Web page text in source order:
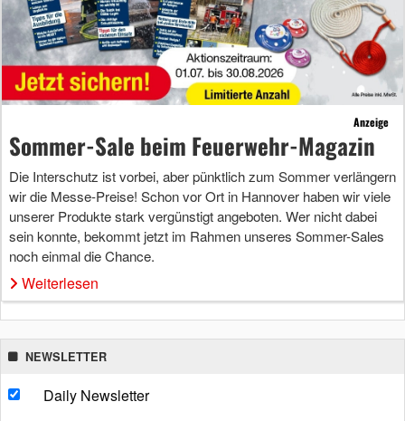
Anzeige
Sommer-Sale beim Feuerwehr-Magazin
Die Interschutz ist vorbei, aber pünktlich zum Sommer verlängern
wir die Messe-Preise! Schon vor Ort in Hannover haben wir viele
unserer Produkte stark vergünstigt angeboten. Wer nicht dabei
sein konnte, bekommt jetzt im Rahmen unseres Sommer-Sales
noch einmal die Chance.
Weiterlesen
NEWSLETTER
Daily Newsletter